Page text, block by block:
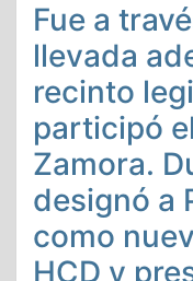
Fue a
llevada
recinto
participó
Zamora.
designó a
como
HCD y